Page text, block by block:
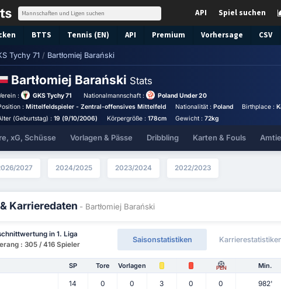
Spiel suchen
API
BTTS Tennis (EN) API Premium Vorhersage CSV
Tychy 71 / Bartłomiej Barański
Bartłomiej Barański Stats
: GKS Tychy 71 Nationalmannschaft :
Poland Under 20
:Mittelfeldspieler - Zentral-offensives Mittelfeld Nationalität : Poland Birthplace :
(Geburtstag) :19 (9/10/2006) Körpergröße : 178cm Gewicht :72kg
xG, Schüsse Vorlagen & Pässe Dribbling Karten & Fouls
2027 2024/2025 2023/2024 2022/2023
Karrieredaten - Bartłomiej Barański
in 1. Liga
: 305 / 416 Spieler
Saisonstatistiken
SP Tore Vorlagen PEN Min.
14 0 0 3 0 0 982'